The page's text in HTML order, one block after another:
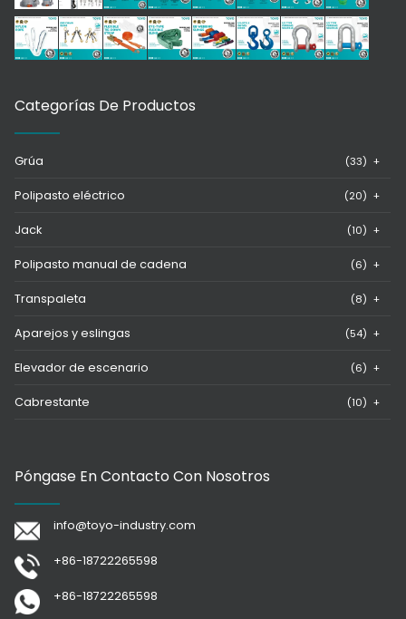
Categorías De Productos
Grúa (33) +
Polipasto eléctrico (20) +
Jack (10) +
Polipasto manual de cadena (6) +
Transpaleta (8) +
Aparejos y eslingas (54) +
Elevador de escenario (6) +
Cabrestante (10) +
Póngase En Contacto Con Nosotros
info@toyo-industry.com
+86-18722265598
+86-18722265598